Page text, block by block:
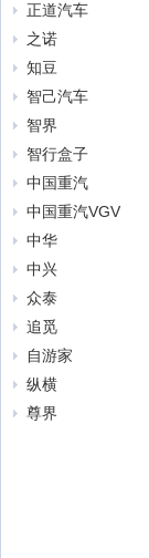
正道汽车
之诺
知豆
智己汽车
智界
智行盒子
中国重汽
中国重汽VGV
中华
中兴
众泰
追觅
自游家
纵横
尊界